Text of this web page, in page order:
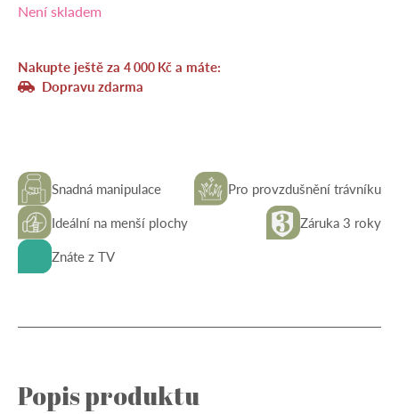
Není skladem
Nakupte ještě za 4 000 Kč a máte:
Dopravu zdarma
Snadná manipulace
Pro provzdušnění trávníku
Ideální na menší plochy
Záruka 3 roky
Znáte z TV
Popis produktu